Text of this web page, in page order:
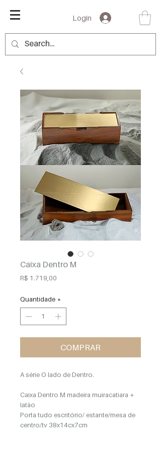
Login
Caixa Dentro M
R$ 1.719,00
Quantidade *
COMPRAR
A série O lado de Dentro.
Caixa Dentro M madeira muiracatiara +
latão
Porta tudo escritório/ estante/mesa de
centro/tv 38x14cx7cm